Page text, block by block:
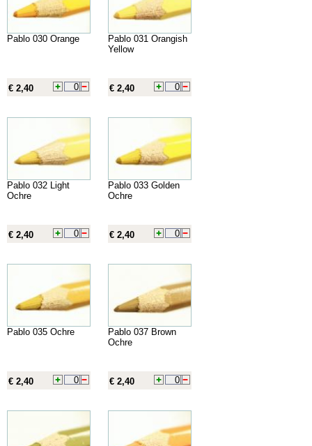
Pablo 030 Orange
€ 2,40
Pablo 031 Orangish
Yellow
€ 2,40
Pablo 032 Light
Ochre
€ 2,40
Pablo 033 Golden
Ochre
€ 2,40
Pablo 035 Ochre
€ 2,40
Pablo 037 Brown
Ochre
€ 2,40